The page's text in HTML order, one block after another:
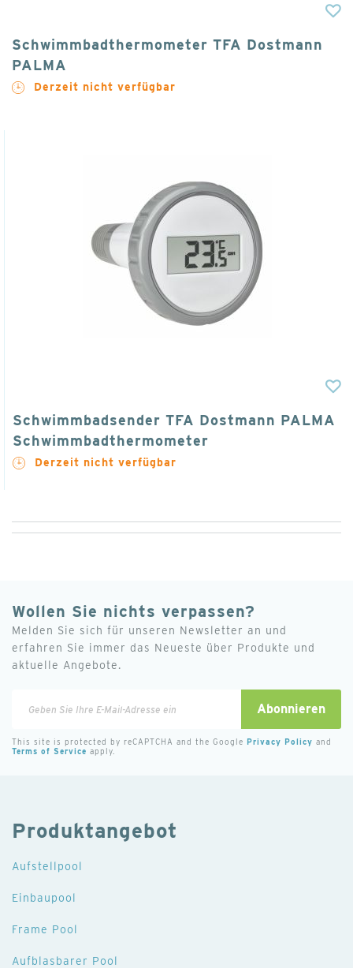
Schwimmbadthermometer TFA Dostmann
PALMA
Derzeit nicht verfügbar
Schwimmbadsender TFA Dostmann PALMA
Schwimmbadthermometer
Derzeit nicht verfügbar
Wollen Sie nichts verpassen?
Melden Sie sich für unseren Newsletter an und
erfahren Sie immer das Neueste über Produkte und
aktuelle Angebote.
sich
an:
Abonnieren
This site is protected by reCAPTCHA and the Google Privacy Policy and
Terms of Service apply.
Produktangebot
Aufstellpool
Einbaupool
Frame Pool
Aufblasbarer Pool